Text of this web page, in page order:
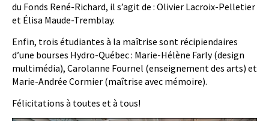
du Fonds René-Richard, il s’agit de : Olivier Lacroix-Pelletier
et Élisa Maude-Tremblay.
Enfin, trois étudiantes à la maîtrise sont récipiendaires
d’une bourses Hydro-Québec : Marie-Hélène Farly (design
multimédia), Carolanne Fournel (enseignement des arts) et
Marie-Andrée Cormier (maîtrise avec mémoire).
Félicitations à toutes et à tous!